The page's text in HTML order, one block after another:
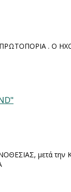
ΠΡΩΤΟΠΟΡΙΑ . Ο
μετά